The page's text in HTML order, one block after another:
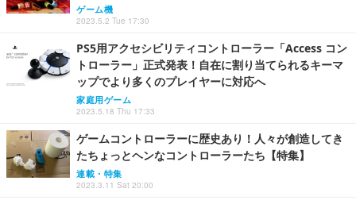
ゲーム機
2023.5.2 Tue 17:30
PS5用アクセシビリティコントローラー「Access コン
トローラー」正式発表！自在に割り当てられるキーマ
ップでより多くのプレイヤーに対応へ
家庭用ゲーム
2023.5.18 Thu 17:33
ゲームコントローラーに歴史あり！人々が創造してき
たちょっとヘンなコントローラーたち【特集】
連載・特集
2023.3.11 Sat 20:00